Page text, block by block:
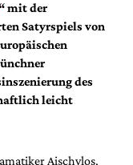
mit der
Satyrspiels von
des
leicht
Aischylos,